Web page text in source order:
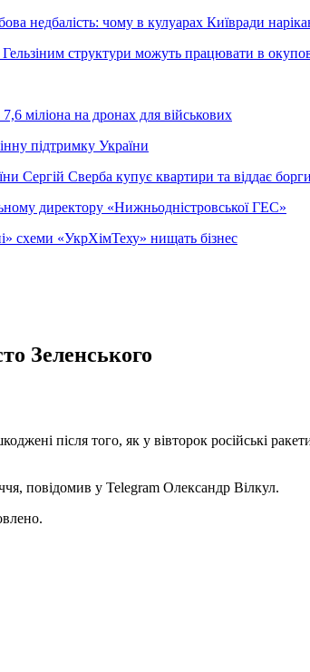
недбалість: чому в кулуарах Київради
Гельзіним структури можуть працювати в
міліона на дронах для військових
підтримку України
Сергій Сверба купує квартири та віддає
директору «Нижньодністровської ГЕС»
схеми «УкрХімТеху» нищать бізнес
Зеленського
після того, як у вівторок російські
повідомив у Telegram Олександр Вілкул.